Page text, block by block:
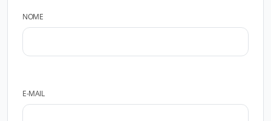
NOME
E-MAIL